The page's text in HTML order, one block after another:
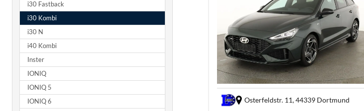
Osterfeldstr. 11,44339 Dortmund
i30 Fastback
i30 Kombi
i30 N
i40 Kombi
Inster
IONIQ
IONIQ 5
IONIQ 6